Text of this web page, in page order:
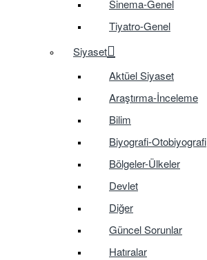
Sinema-Genel
Tiyatro-Genel
Siyaset
Aktüel Siyaset
Araştırma-İnceleme
Bilim
Biyografi-Otobiyografi
Bölgeler-Ülkeler
Devlet
Diğer
Güncel Sorunlar
Hatıralar